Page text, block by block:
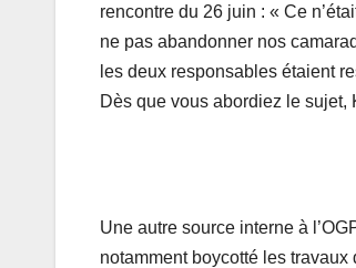
rencontre du 26 juin : « Ce
ne pas abandonner nos
les deux responsables étaient
Dès que vous abordiez le
Une autre source interne à
notamment boycotté les